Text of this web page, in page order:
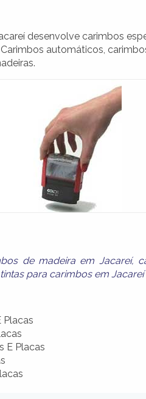
desenvolve carimbos
automáticos,
de madeira em Jacareí,
tintas para carimbos em Jacareí
Placas
E Placas